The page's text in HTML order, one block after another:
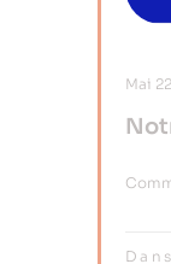
Mai 22